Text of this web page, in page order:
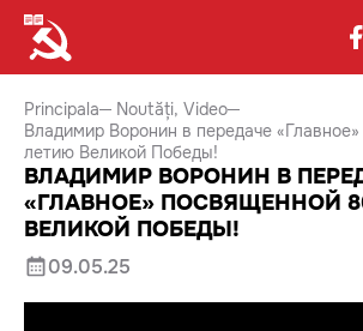
Principala Noutăți Video
Владимир Воронин в передаче
летию Великой Победы!
ВЛАДИМИР ВОРОНИН В
«ГЛАВНОЕ» ПОСВЯЩЕННОЙ
ВЕЛИКОЙ ПОБЕДЫ!
09.05.25